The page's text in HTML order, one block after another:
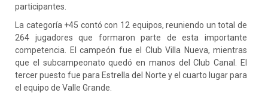
participantes.
La categoría +45 contó con 12 equipos, reuniendo un total de
264 jugadores que formaron parte de esta importante
competencia. El campeón fue el Club Villa Nueva, mientras
que el subcampeonato quedó en manos del Club Canal. El
tercer puesto fue para Estrella del Norte y el cuarto lugar para
el equipo de Valle Grande.